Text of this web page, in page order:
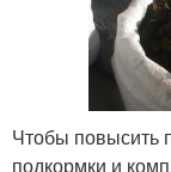
Чтобы повысить
подкормки и